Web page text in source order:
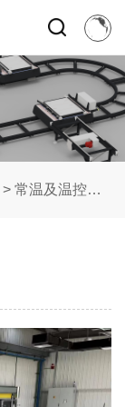
> 常温及温控食品